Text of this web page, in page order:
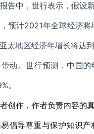
告中，世行表示，假设
预计2021年全球经济将
太地区经济年增长将达
动。世行预测，中国
。
创作，作者负责内容的
倡导尊重与保护知识产